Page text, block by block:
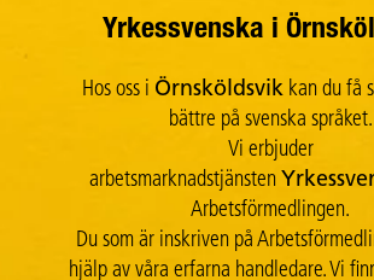
Yrkessvenska i
Hos oss i Örnsköldsvikkan du få
bättre på svenska språket.
Vi erbjuder
arbetsmarknadstjänsten
Arbetsförmedlingen.
Du som är inskriven på
hjälp av våra erfarna handledare. Vi